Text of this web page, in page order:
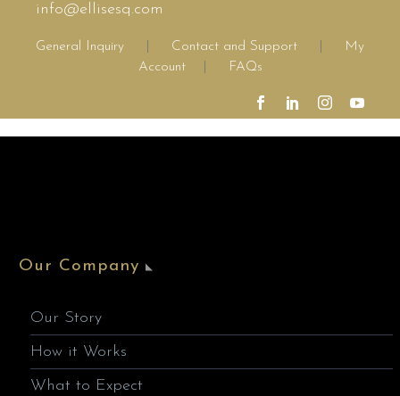
info@ellisesq.com
General Inquiry Contact and Support
My
Account
FAQs
Our Company
Our Story
How it Works
What to Expect